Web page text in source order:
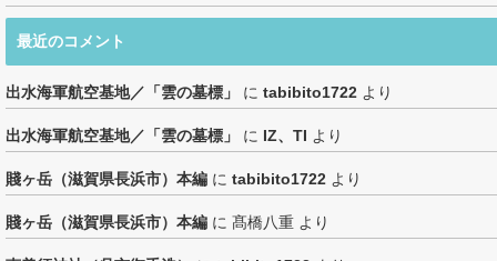
最近のコメント
出水海軍航空基地／「雲の墓標」 に tabibito1722 より
出水海軍航空基地／「雲の墓標」 に IZ、TI より
賤ヶ岳（滋賀県長浜市）本編 に tabibito1722 より
賤ヶ岳（滋賀県長浜市）本編 に 髙橋八重 より